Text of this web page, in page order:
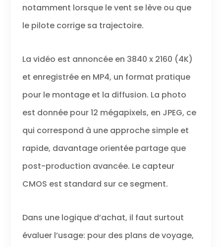
notamment lorsque le vent se lève ou que
le pilote corrige sa trajectoire.
La vidéo est annoncée en 3840 x 2160 (4K)
et enregistrée en MP4, un format pratique
pour le montage et la diffusion. La photo
est donnée pour 12 mégapixels, en JPEG, ce
qui correspond à une approche simple et
rapide, davantage orientée partage que
post-production avancée. Le capteur
CMOS est standard sur ce segment.
Dans une logique d’achat, il faut surtout
évaluer l’usage: pour des plans de voyage,